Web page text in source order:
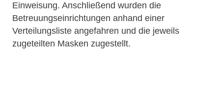
Einweisung. Anschließend wurden die
Betreuungseinrichtungen anhand einer
Verteilungsliste angefahren und die jeweils
zugeteilten Masken zugestellt.